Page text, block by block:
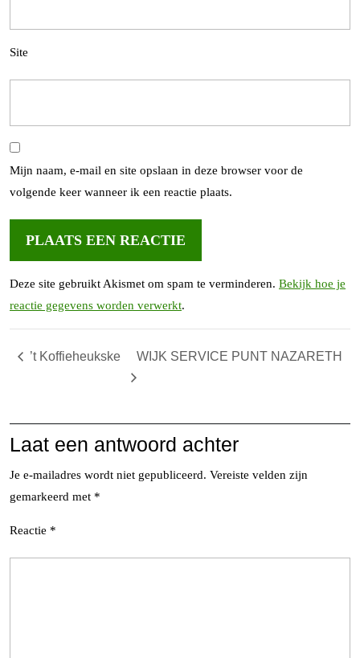
Site
Mijn naam, e-mail en site opslaan in deze browser voor de
volgende keer wanneer ik een reactie plaats.
Deze site gebruikt Akismet om spam te verminderen. Bekijk hoe je
reactie gegevens worden verwerkt.
’t Koffieheukske WIJK SERVICE PUNT NAZARETH
Laat een antwoord achter
Je e-mailadres wordt niet gepubliceerd. Vereiste velden zijn
gemarkeerd met *
Reactie *